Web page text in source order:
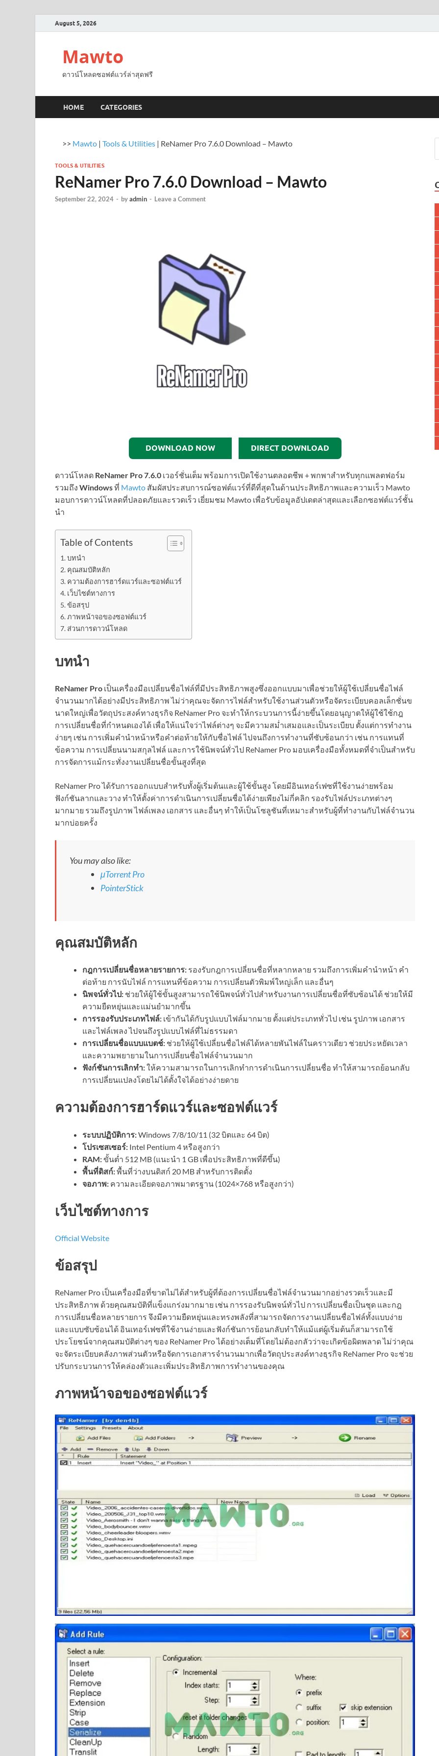
August 5, 2026
Mawto
ดาวน์โหลดซอฟต์แวร์ล่าสุดฟรี
HOME CATEGORIES
>> Mawto | Tools & Utilities | ReNamer Pro 7.6.0 Download – Mawto
TOOLS & UTILITIES
ReNamer Pro 7.6.0 Download – Mawto
September 22, 2024 - byadmin - Leave a Comment
DOWNLOAD NOW DIRECT DOWNLOAD
ดาวน์โหลด ReNamer Pro 7.6.0 เวอร์ชั่นเต็ม พร้อมการเปิดใช้งานตลอดชีพ + พกพาสำหรับทุกแพลตฟอร์ม
รวมถึง Windowsที่ Mawto สัมผัสประสบการณ์ซอฟต์แวร์ที่ดีที่สุดในด้านประสิทธิภาพและความเร็ว Mawto
มอบการดาวน์โหลดที่ปลอดภัยและรวดเร็ว เยี่ยมชม Mawto เพื่อรับข้อมูลอัปเดตล่าสุดและเลือกซอฟต์แวร์ชั้น
นำ
Table of Contents
บทนำ
คุณสมบัติหลัก
ความต้องการฮาร์ดแวร์และซอฟต์แวร์
เว็บไซต์ทางการ
ข้อสรุป
ภาพหน้าจอของซอฟต์แวร์
ส่วนการดาวน์โหลด
บทนำ
ReNamer Pro เป็นเครื่องมือเปลี่ยนชื่อไฟล์ที่มีประสิทธิภาพสูงซึ่งออกแบบมาเพื่อช่วยให้ผู้ใช้เปลี่ยนชื่อไฟล์
จำนวนมากได้อย่างมีประสิทธิภาพ ไม่ว่าคุณจะจัดการไฟล์สำหรับใช้งานส่วนตัวหรือจัดระเบียบคอลเล็กชั่นข
นาดใหญ่เพื่อวัตถุประสงค์ทางธุรกิจ ReNamer Pro จะทำให้กระบวนการนี้ง่ายขึ้นโดยอนุญาตให้ผู้ใช้ใช้กฎ
การเปลี่ยนชื่อที่กำหนดเองได้ เพื่อให้แน่ใจว่าไฟล์ต่างๆ จะมีความสม่ำเสมอและเป็นระเบียบ ตั้งแต่การทำงาน
ง่ายๆ เช่น การเพิ่มคำนำหน้าหรือคำต่อท้ายให้กับชื่อไฟล์ ไปจนถึงการทำงานที่ซับซ้อนกว่า เช่น การแทนที่
ข้อความ การเปลี่ยนนามสกุลไฟล์ และการใช้นิพจน์ทั่วไป ReNamer Pro มอบเครื่องมือทั้งหมดที่จำเป็นสำหรับ
การจัดการแม้กระทั่งงานเปลี่ยนชื่อขั้นสูงที่สุด
ReNamer Pro ได้รับการออกแบบสำหรับทั้งผู้เริ่มต้นและผู้ใช้ขั้นสูง โดยมีอินเทอร์เฟซที่ใช้งานง่ายพร้อม
ฟังก์ชันลากและวาง ทำให้ตั้งค่าการดำเนินการเปลี่ยนชื่อได้ง่ายเพียงไม่กี่คลิก รองรับไฟล์ประเภทต่างๆ
มากมาย รวมถึงรูปภาพ ไฟล์เพลง เอกสาร และอื่นๆ ทำให้เป็นโซลูชันที่เหมาะสำหรับผู้ที่ทำงานกับไฟล์จำนวน
มากบ่อยครั้ง
You may also like:
μTorrent Pro
PointerStick
คุณสมบัติหลัก
กฎการเปลี่ยนชื่อหลายรายการ: รองรับกฎการเปลี่ยนชื่อที่หลากหลาย รวมถึงการเพิ่มคำนำหน้า คำ
ต่อท้าย การนับไฟล์ การแทนที่ข้อความ การเปลี่ยนตัวพิมพ์ใหญ่เล็ก และอื่นๆ
นิพจน์ทั่วไป: ช่วยให้ผู้ใช้ขั้นสูงสามารถใช้นิพจน์ทั่วไปสำหรับงานการเปลี่ยนชื่อที่ซับซ้อนได้ ช่วยให้มี
ความยืดหยุ่นและแม่นยำมากขึ้น
การรองรับประเภทไฟล์: เข้ากันได้กับรูปแบบไฟล์มากมาย ตั้งแต่ประเภททั่วไป เช่น รูปภาพ เอกสาร
และไฟล์เพลง ไปจนถึงรูปแบบไฟล์ที่ไม่ธรรมดา
การเปลี่ยนชื่อแบบแบตช์: ช่วยให้ผู้ใช้เปลี่ยนชื่อไฟล์ได้หลายพันไฟล์ในคราวเดียว ช่วยประหยัดเวลา
และความพยายามในการเปลี่ยนชื่อไฟล์จำนวนมาก
ฟังก์ชันการเลิกทำ:ให้ความสามารถในการเลิกทำการดำเนินการเปลี่ยนชื่อ ทำให้สามารถย้อนกลับ
การเปลี่ยนแปลงโดยไม่ได้ตั้งใจได้อย่างง่ายดาย
ความต้องการฮาร์ดแวร์และซอฟต์แวร์
ระบบปฏิบัติการ:Windows 7/8/10/11 (32 บิตและ 64 บิต)
โปรเซสเซอร์: Intel Pentium 4 หรือสูงกว่า
RAM:ขั้นต่ำ 512 MB (แนะนำ 1 GB เพื่อประสิทธิภาพที่ดีขึ้น)
พื้นที่ดิสก์:พื้นที่ว่างบนดิสก์ 20 MB สำหรับการติดตั้ง
จอภาพ: ความละเอียดจอภาพมาตรฐาน (1024×768 หรือสูงกว่า)
เว็บไซต์ทางการ
Official Website
ข้อสรุป
ReNamer Pro เป็นเครื่องมือที่ขาดไม่ได้สำหรับผู้ที่ต้องการเปลี่ยนชื่อไฟล์จำนวนมากอย่างรวดเร็วและมี
ประสิทธิภาพ ด้วยคุณสมบัติที่แข็งแกร่งมากมาย เช่น การรองรับนิพจน์ทั่วไป การเปลี่ยนชื่อเป็นชุด และกฎ
การเปลี่ยนชื่อหลายรายการ จึงมีความยืดหยุ่นและทรงพลังที่สามารถจัดการงานเปลี่ยนชื่อไฟล์ทั้งแบบง่าย
และแบบซับซ้อนได้ อินเทอร์เฟซที่ใช้งานง่ายและฟังก์ชันการย้อนกลับทำให้แม้แต่ผู้เริ่มต้นก็สามารถใช้
ประโยชน์จากคุณสมบัติต่างๆ ของ ReNamer Pro ได้อย่างเต็มที่โดยไม่ต้องกลัวว่าจะเกิดข้อผิดพลาด ไม่ว่าคุณ
จะจัดระเบียบคลังภาพส่วนตัวหรือจัดการเอกสารจำนวนมากเพื่อวัตถุประสงค์ทางธุรกิจ ReNamer Pro จะช่วย
ปรับกระบวนการให้คล่องตัวและเพิ่มประสิทธิภาพการทำงานของคุณ
ภาพหน้าจอของซอฟต์แวร์